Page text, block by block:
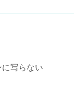
写らない